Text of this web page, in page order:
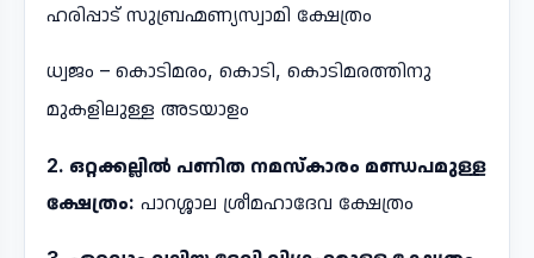
ഹരിപ്പാട് സുബ്രഹ്മണ്യസ്വാമി ക്ഷേത്രം
ധ്വജം – കൊടിമരം, കൊടി, കൊടിമരത്തിനു
മുകളിലുള്ള അടയാളം
2. ഒറ്റക്കല്ലിൽ പണിത നമസ്കാരം മണ്ഡപമുള്ള
ക്ഷേത്രം: പാറശ്ശാല ശ്രീമഹാദേവ ക്ഷേത്രം